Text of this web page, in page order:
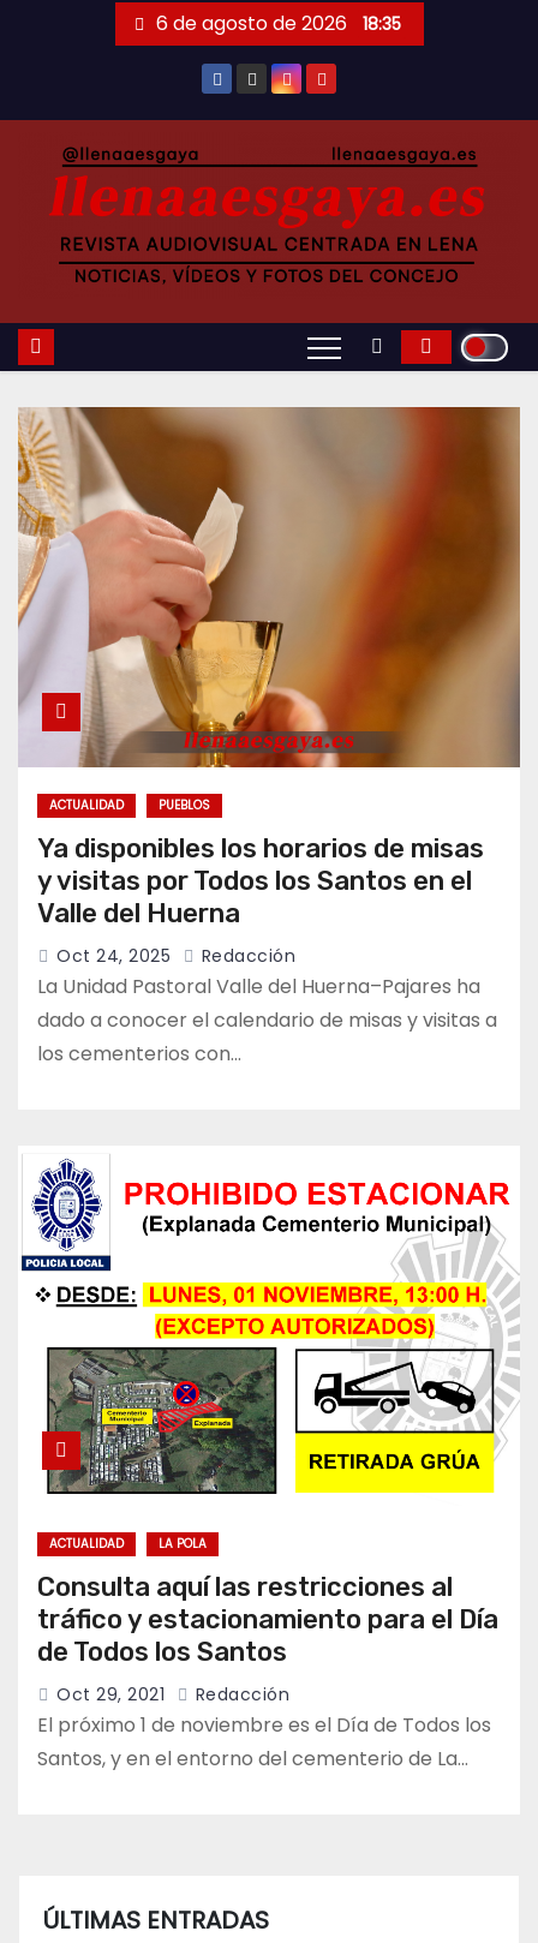
6 de agosto de 2026 18:35
ACTUALIDAD PUEBLOS
Ya disponibles los horarios de misas
y visitas por Todos los Santos en el
Valle del Huerna
Oct 24, 2025 Redacción
La Unidad Pastoral Valle del Huerna–Pajares ha
dado a conocer el calendario de misas y visitas a
los cementerios con…
ACTUALIDAD LA POLA
Consulta aquí las restricciones al
tráfico y estacionamiento para el Día
de Todos los Santos
Oct 29, 2021 Redacción
El próximo 1 de noviembre es el Día de Todos los
Santos, y en el entorno del cementerio de La…
ÚLTIMAS ENTRADAS